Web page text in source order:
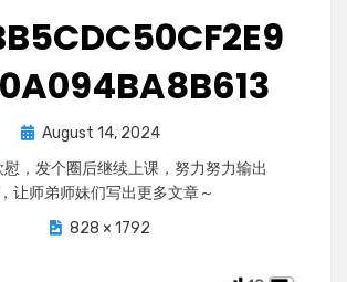
Posted
August 14, 2024
慰，发个圈后继续上课，努力努力输出
让师弟师妹们写出更多文章～
828 × 1792